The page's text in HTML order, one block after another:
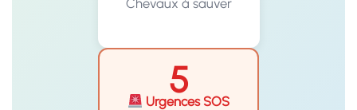
Chevaux à sauver
5
Urgences SOS